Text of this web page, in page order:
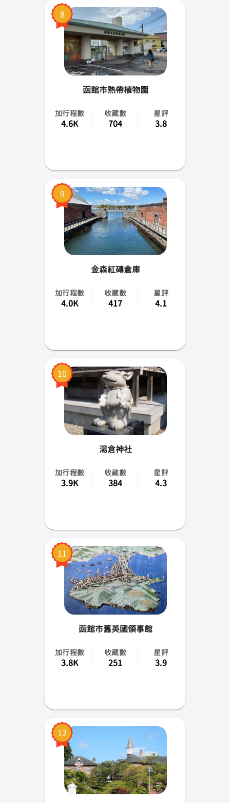
8
函館市熱帶植物園
加行程數
4.6K
收藏數
704
星評
3.8
9
金森紅磚倉庫
加行程數
4.0K
收藏數
417
星評
4.1
10
湯倉神社
加行程數
3.9K
收藏數
384
星評
4.3
11
函館市舊英國領事館
加行程數
3.8K
收藏數
251
星評
3.9
12